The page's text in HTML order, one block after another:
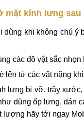
Địa chỉ thay
mặt kính lưng sau
khi không chú ý